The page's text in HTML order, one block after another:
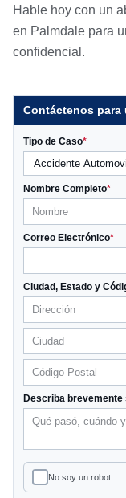
Hable hoy con un
en Palmdale para
confidencial.
Contáctenos para
Tipo de Caso*
Nombre Completo*
Correo Electrónico*
Ciudad, Estado y
Describa brevemente
No soy un robot